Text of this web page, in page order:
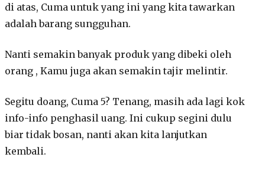
di atas, Cuma untuk yang ini yang kita tawarkan
adalah barang sungguhan.
Nanti semakin banyak produk yang dibeki oleh
orang , Kamu juga akan semakin tajir melintir.
Segitu doang, Cuma 5? Tenang, masih ada lagi kok
info-info penghasil uang. Ini cukup segini dulu
biar tidak bosan, nanti akan kita lanjutkan
kembali.